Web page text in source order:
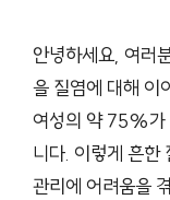
안녕하세요, 여러
을 질염에 대해 이
여성의 약 75%가
니다. 이렇게 흔한
관리에 어려움을